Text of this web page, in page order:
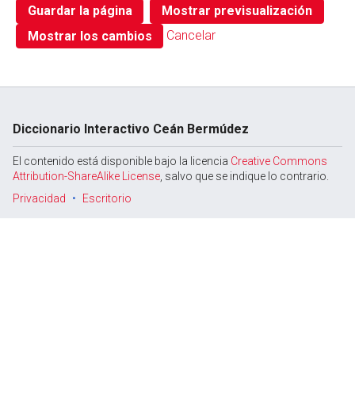
Cancelar
Diccionario Interactivo Ceán Bermúdez
El contenido está disponible bajo la licencia Creative Commons
Attribution-ShareAlike License, salvo que se indique lo contrario.
Privacidad
Escritorio